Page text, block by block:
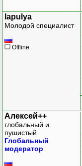
lapulya
Молодой специалист
Offline
Алексей++
глобальный и
пушистый
Глобальный
модератор